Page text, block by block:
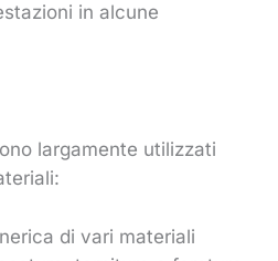
in alcune
largamente utilizzati
di vari materiali